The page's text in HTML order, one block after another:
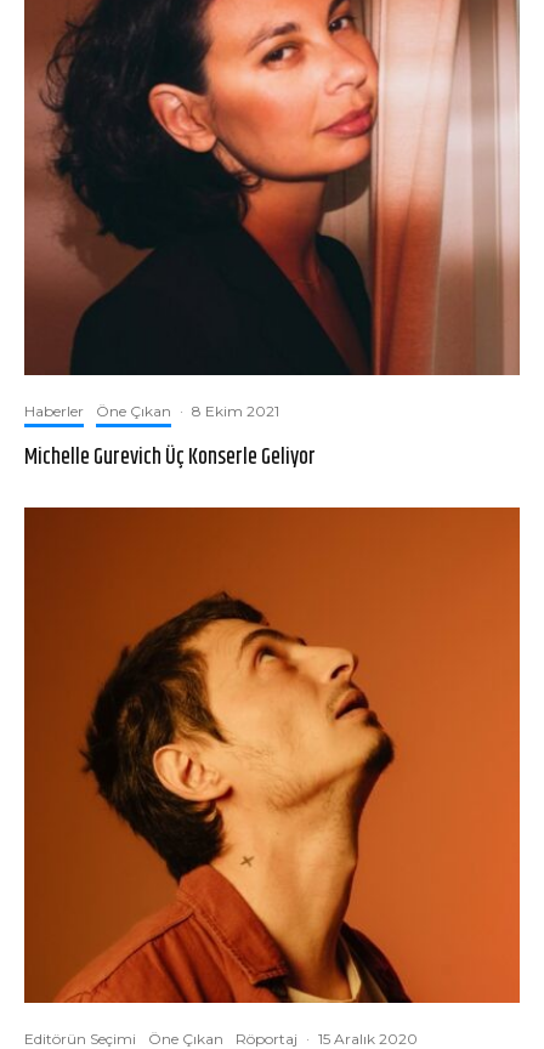
Haberler Öne Çıkan · 8 Ekim 2021
Michelle Gurevich Üç Konserle Geliyor
Editörün Seçimi Öne Çıkan Röportaj · 15 Aralık 2020